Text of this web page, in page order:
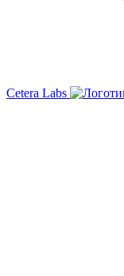
Cetera Labs